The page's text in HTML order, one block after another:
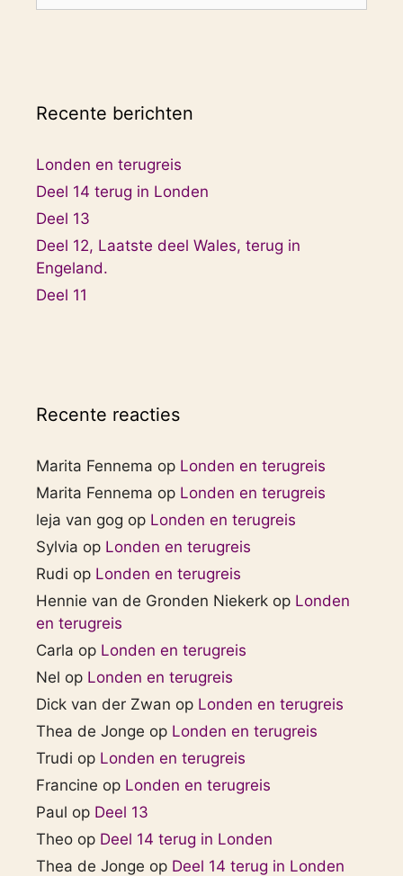
Recente berichten
Londen en terugreis
Deel 14 terug in Londen
Deel 13
Deel 12, Laatste deel Wales, terug in
Engeland.
Deel 11
Recente reacties
Marita Fennema op Londen en terugreis
Marita Fennema op Londen en terugreis
leja van gog op Londen en terugreis
Sylvia op Londen en terugreis
Rudi op Londen en terugreis
Hennie van de Gronden Niekerk op Londen
en terugreis
Carla op Londen en terugreis
Nel op Londen en terugreis
Dick van der Zwan op Londen en terugreis
Thea de Jonge op Londen en terugreis
Trudi op Londen en terugreis
Francine op Londen en terugreis
Paul op Deel 13
Theo op Deel 14 terug in Londen
Thea de Jonge op Deel 14 terug in Londen